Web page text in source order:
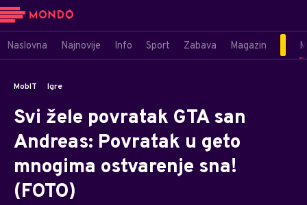
Naslovna Najnovije Info Sport Zabava Magazin
MobIT Igre
Svi žele povratak GTA san
Andreas: Povratak u geto
mnogima ostvarenje sna!
(FOTO)